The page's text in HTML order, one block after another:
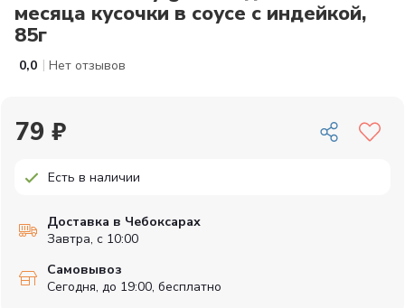
месяца кусочки в соусе с индейкой,
85г
0,0 | Нет отзывов
79 ₽
Есть в наличии
Доставка в Чебоксарах
Завтра, с 10:00
Самовывоз
Сегодня, до 19:00, бесплатно